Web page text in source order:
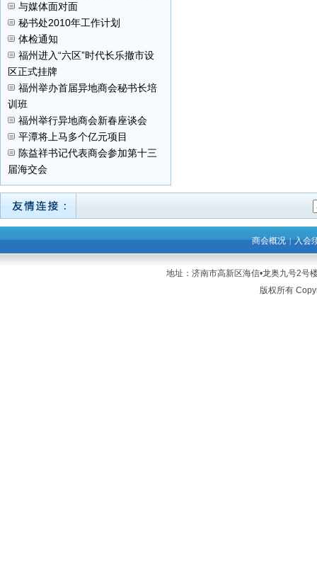
与媒体面对面
秘书处2010年工作计划
体检通知
福州进入“六区”时代长乐撤市设
区正式挂牌
福州举办首届异地商会秘书长培
训班
福州举行异地商会新春座谈会
平潭将上马多个亿元项目
陈益祥书记代表商会参加第十三
届海交会
商会概况 |入会
地址：济南市高新区海信•龙奥九号2
版权所有